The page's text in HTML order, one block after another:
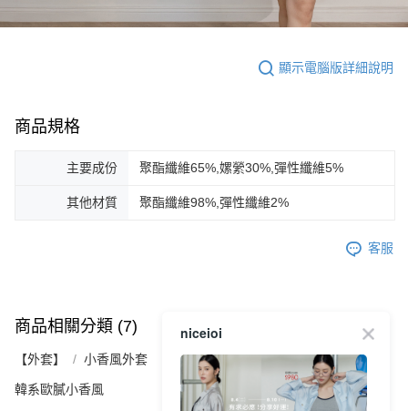
顯示電腦版詳細說明
商品規格
主要成份 聚酯纖維65%,嫘縈30%,彈性纖維5%
其他材質 聚酯纖維98%,彈性纖維2%
客服
商品相關分類 (7) 查看全部
【外套】 小香風外套
韓系歐膩小香風
niceioi